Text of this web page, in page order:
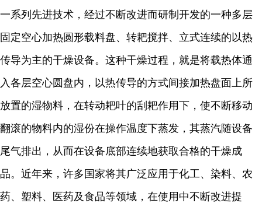
一系列先进技术，经过不断改进而研制开发的一种多层
固定空心加热圆形载料盘、转耙搅拌、立式连续的以热
传导为主的干燥设备。这种干燥过程，就是将载热体通
入各层空心圆盘内，以热传导的方式间接加热盘面上所
放置的湿物料，在转动耙叶的刮耙作用下，使不断移动
翻滚的物料内的湿份在操作温度下蒸发，其蒸汽随设备
尾气排出，从而在设备底部连续地获取合格的干燥成
品。近年来，许多国家将其广泛应用于化工、染料、农
药、塑料、医药及食品等领域，在使用中不断改进提